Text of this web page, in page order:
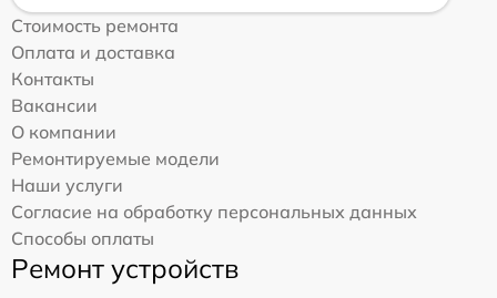
Стоимость ремонта
Оплата и доставка
Контакты
Вакансии
О компании
Ремонтируемые модели
Наши услуги
Согласие на обработку персональных данных
Способы оплаты
Ремонт устройств